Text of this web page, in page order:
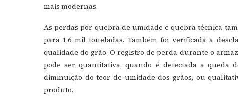
mais modernas.
As perdas por quebra de umidade e quebra técnica
para 1,6 mil toneladas. Também foi verificada a
qualidade do grão. O registro de perda durante o
pode ser quantitativa, quando é detectada a
diminuição do teor de umidade dos grãos, ou
produto.